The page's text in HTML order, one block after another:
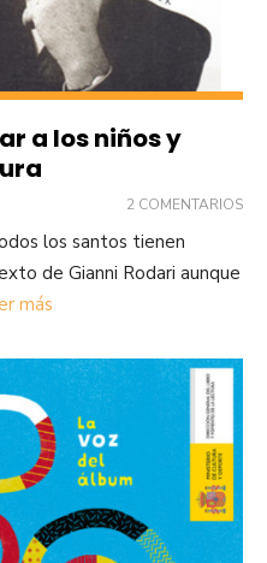
a los niños y
2 COMENTARIOS
los santos tienen
de Gianni Rodari aunque
más